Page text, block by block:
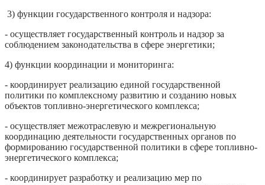
3) функции государственного контроля и надзора:
- осуществляет государственный контроль и надзор за
соблюдением законодательства в сфере энергетики;
4) функции координации и мониторинга:
- координирует реализацию единой государственной
политики по комплексному развитию и созданию новых
объектов топливно-энергетического комплекса;
- осуществляет межотраслевую и межрегиональную
координацию деятельности государственных органов по
формированию государственной политики в сфере топливно-
энергетического комплекса;
- координирует разработку и реализацию мер по